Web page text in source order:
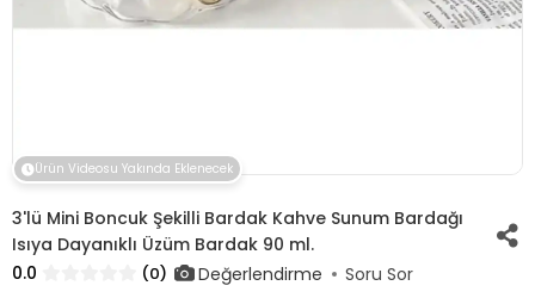
Ürün Videosu Yakında Eklenecek
3'lü Mini Boncuk Şekilli Bardak Kahve Sunum Bardağı
Isıya Dayanıklı Üzüm Bardak 90 ml.
0.0
(0) Değerlendirme
Soru Sor